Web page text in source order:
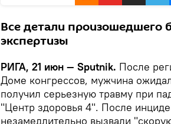
Все детали произошедшего
экспертизы
РИГА, 21 июн — Sputnik. После
Доме конгрессов, мужчина
получил серьезную травму при
"Центр здоровья 4". После
незамедлительно вызвали